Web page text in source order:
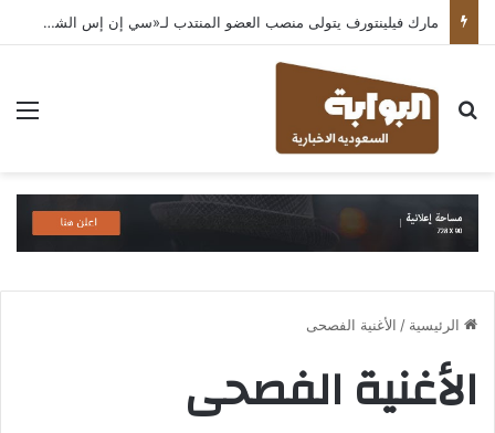
مارك فيلينتورف يتولى منصب العضو المنتدب لـ«سي إن إس الشرق الأوسط» ويشرف على شركات قطاع التكنولوجيا ضمن مجموعة غباش
بحث عن
الرئيسية / الأغنية الفصحى
الأغنية الفصحى